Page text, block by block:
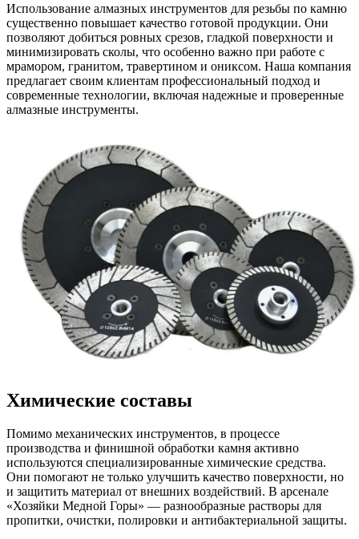
Использование алмазных инструментов для резьбы по камню
существенно повышает качество готовой продукции. Они
позволяют добиться ровных срезов, гладкой поверхности и
минимизировать сколы, что особенно важно при работе с
мрамором, гранитом, травертином и ониксом. Наша компания
предлагает своим клиентам профессиональный подход и
современные технологии, включая надежные и проверенные
алмазные инструменты.
Химические составы
Помимо механических инструментов, в процессе
производства и финишной обработки камня активно
используются специализированные химические средства.
Они помогают не только улучшить качество поверхности, но
и защитить материал от внешних воздействий. В арсенале
«Хозяйки Медной Горы» — разнообразные растворы для
пропитки, очистки, полировки и антибактериальной защиты.